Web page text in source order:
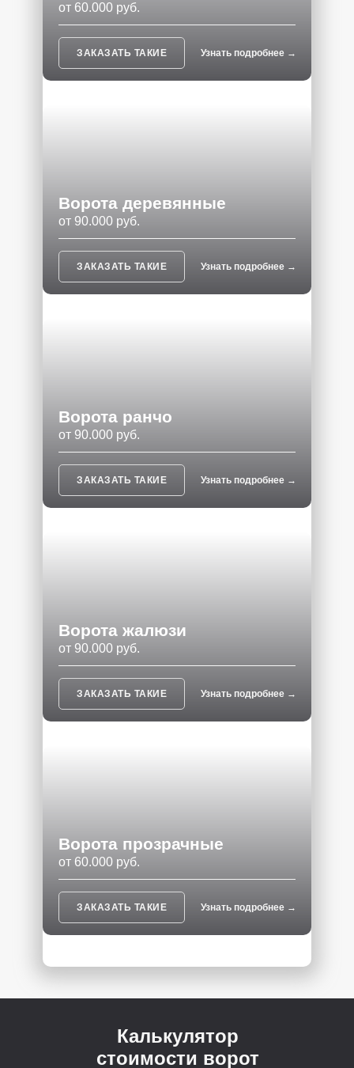
Узнать подробнее →
ЗАКАЗАТЬ ТАКИЕ
Ворота деревянные
от 90.000 руб.
Узнать подробнее →
ЗАКАЗАТЬ ТАКИЕ
от 60.000 руб.
Узнать подробнее →
ЗАКАЗАТЬ ТАКИЕ
Ворота ранчо
от 90.000 руб.
Узнать подробнее →
ЗАКАЗАТЬ ТАКИЕ
Ворота жалюзи
от 90.000 руб.
Узнать подробнее →
ЗАКАЗАТЬ ТАКИЕ
Ворота прозрачные
от 60.000 руб.
Калькулятор
стоимости ворот